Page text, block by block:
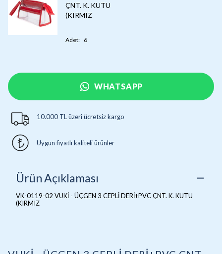
ÇNT. K. KUTU
(KIRMIZ
Adet: 6
WHATSAPP
10.000 TL üzeri ücretsiz kargo
Uygun fiyatlı kaliteli ürünler
Ürün Açıklaması
VK-0119-02 VUKİ - ÜÇGEN 3 CEPLİ DERİ+PVC ÇNT. K. KUTU
(KIRMIZ